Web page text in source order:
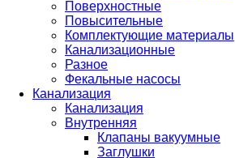
Поверхностные
Повысительные
Комплектующие материалы
Канализационные
Разное
Фекальные насосы
Канализация
Канализация
Внутренняя
Клапаны вакуумные
Заглушки